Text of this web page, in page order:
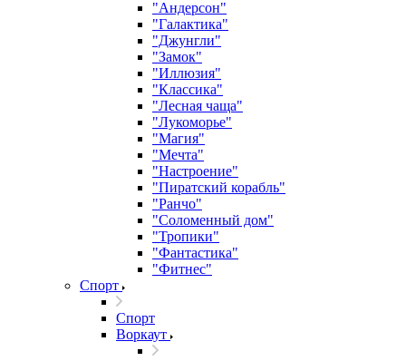
"Андерсон"
"Галактика"
"Джунгли"
"Замок"
"Иллюзия"
"Классика"
"Лесная чаща"
"Лукоморье"
"Магия"
"Мечта"
"Настроение"
"Пиратский корабль"
"Ранчо"
"Соломенный дом"
"Тропики"
"Фантастика"
"Фитнес"
Спорт
Спорт
Воркаут